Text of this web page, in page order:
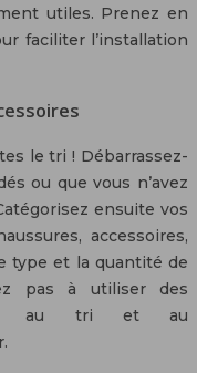
utiles. Prenez en
faciliter l’installation
le tri ! Débarrassez-
ou que vous n’avez
ensuite vos
accessoires,
type et la quantité de
pas à utiliser des
au tri et au